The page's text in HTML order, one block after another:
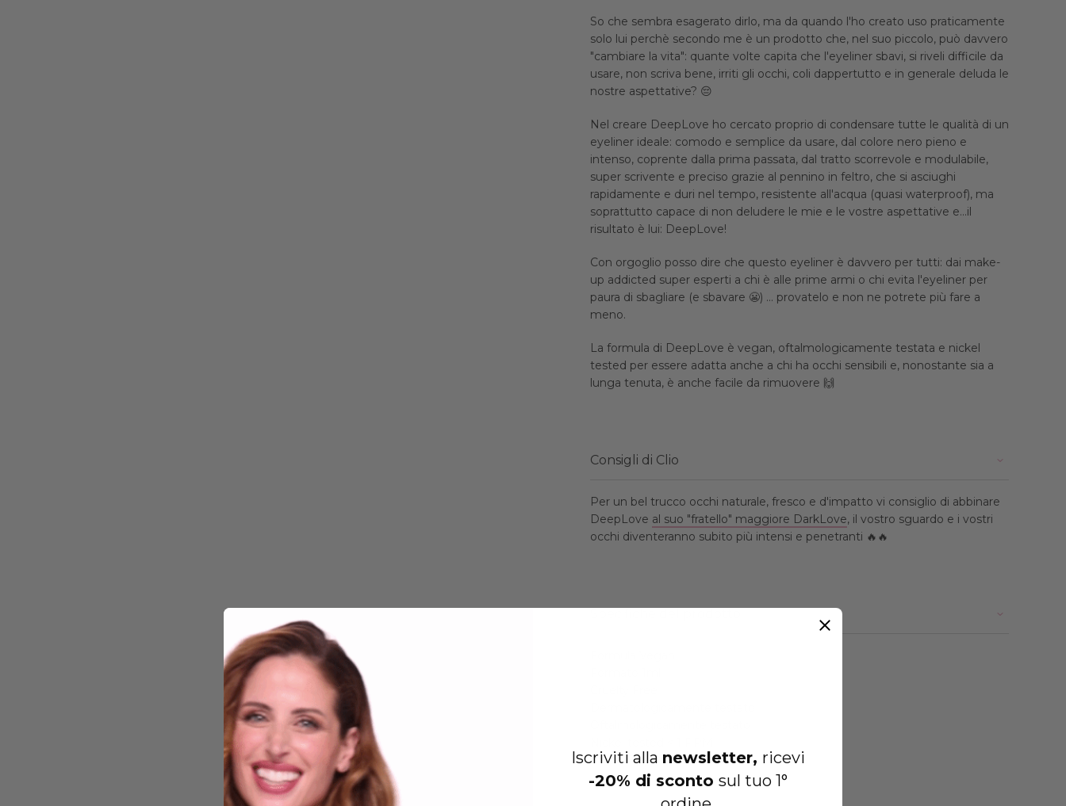
So che sembra esagerato dirlo, ma da quando l'ho creato uso praticamente
solo lui perchè secondo me è un prodotto che, nel suo piccolo, può davvero
"cambiare la vita": quante volte capita che l'eyeliner sbavi, si riveli difficile da
usare, non scriva bene, irriti gli occhi, coli dappertutto e in generale deluda le
nostre aspettative? 😔
Nel creare DeepLove ho cercato proprio di condensare tutte le qualità di un
eyeliner ideale: comodo e semplice da usare, dal colore nero pieno e
intenso, coprente dalla prima passata, dal tratto scorrevole e modulabile,
super scrivente e preciso grazie al pennino in feltro, che si asciughi
rapidamente e duri nel tempo, resistente all'acqua (quasi waterproof), ma
soprattutto capace di non deludere le mie e le vostre aspettative e...il
risultato è lui: DeepLove!
Con orgoglio posso dire che questo eyeliner è davvero per tutti: dai make-
up addicted super esperti a chi è alle prime armi o chi evita l'eyeliner per
paura di sbagliare (e sbavare 😬) ... provatelo e non ne potrete più fare a
meno.
La formula di DeepLove è vegan, oftalmologicamente testata e nickel
tested per essere adatta anche a chi ha occhi sensibili e, nonostante sia a
lunga tenuta, è anche facile da rimuovere 🙌
Consigli di Clio
Per un bel trucco occhi naturale, fresco e d'impatto vi consiglio di abbinare
DeepLove al suo "fratello" maggiore DarkLove, il vostro sguardo e i vostri
occhi diventeranno subito più intensi e penetranti 🔥🔥
Iscriviti alla newsletter, ricevi
-20% di sconto sul tuo 1°